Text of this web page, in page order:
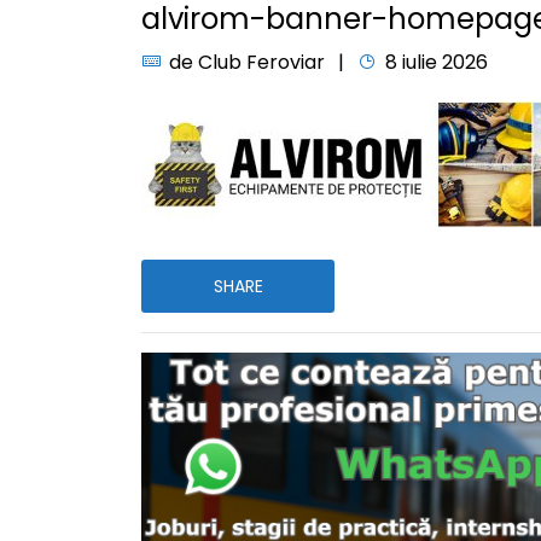
alvirom-banner-
deClub Feroviar 8 iulie 2026
SHARE